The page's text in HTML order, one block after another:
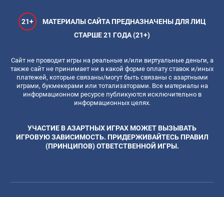
21+
МАТЕРИАЛЫ САЙТА ПРЕДНАЗНАЧЕНЫ ДЛЯ ЛИЦ
СТАРШЕ 21 ГОДА (21+)
Сайт не проводит игры на реальные и/или виртуальные деньги, а
также сайт не принимает ни в какой форме оплату ставок и/иных
платежей, которые связаны/могут быть связаны с азартными
играми, букмекерами или тотализаторами. Все материалы на
информационном ресурсе публикуются исключительно в
информационных целях.
УЧАСТИЕ В АЗАРТНЫХ ИГРАХ МОЖЕТ ВЫЗЫВАТЬ
ИГРОВУЮ ЗАВИСИМОСТЬ. ПРИДЕРЖИВАЙТЕСЬ ПРАВИЛ
(ПРИНЦИПОВ) ОТВЕТСТВЕННОЙ ИГРЫ.